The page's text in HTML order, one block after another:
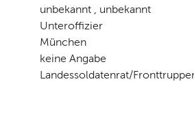
unbekannt , unbekannt
Unteroffizier
München
keine Angabe
Landessoldatenrat/